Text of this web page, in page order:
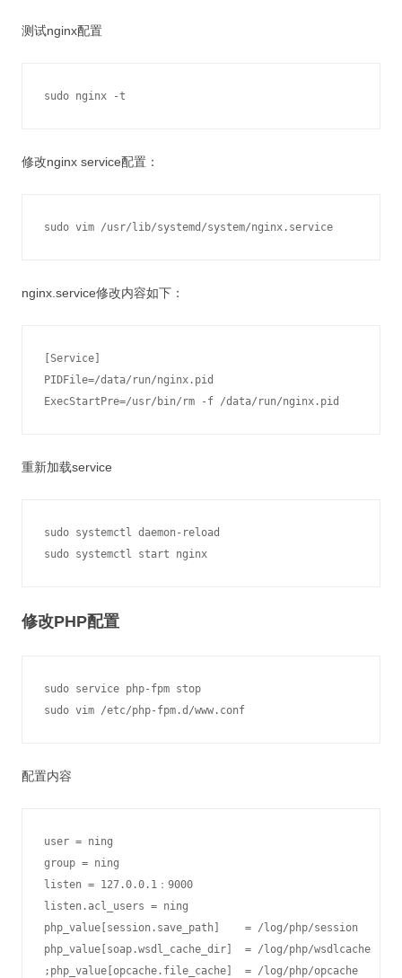
测试nginx配置
修改nginx service配置：
nginx.service修改内容如下：
[Service]
PIDFile=/data/run/nginx.pid
重新加载service
sudo systemctl daemon-reload
修改PHP配置
sudo service php-fpm stop
配置内容
user = ning
group = ning
listen = 127.0.0.1：9000
listen.acl_users = ning
php_value[session.save_path]    = /log/php/session
php_value[soap.wsdl_cache_dir]  = /log/php/wsdlcache